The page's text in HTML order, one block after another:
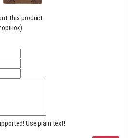
this product..
Use plain text!